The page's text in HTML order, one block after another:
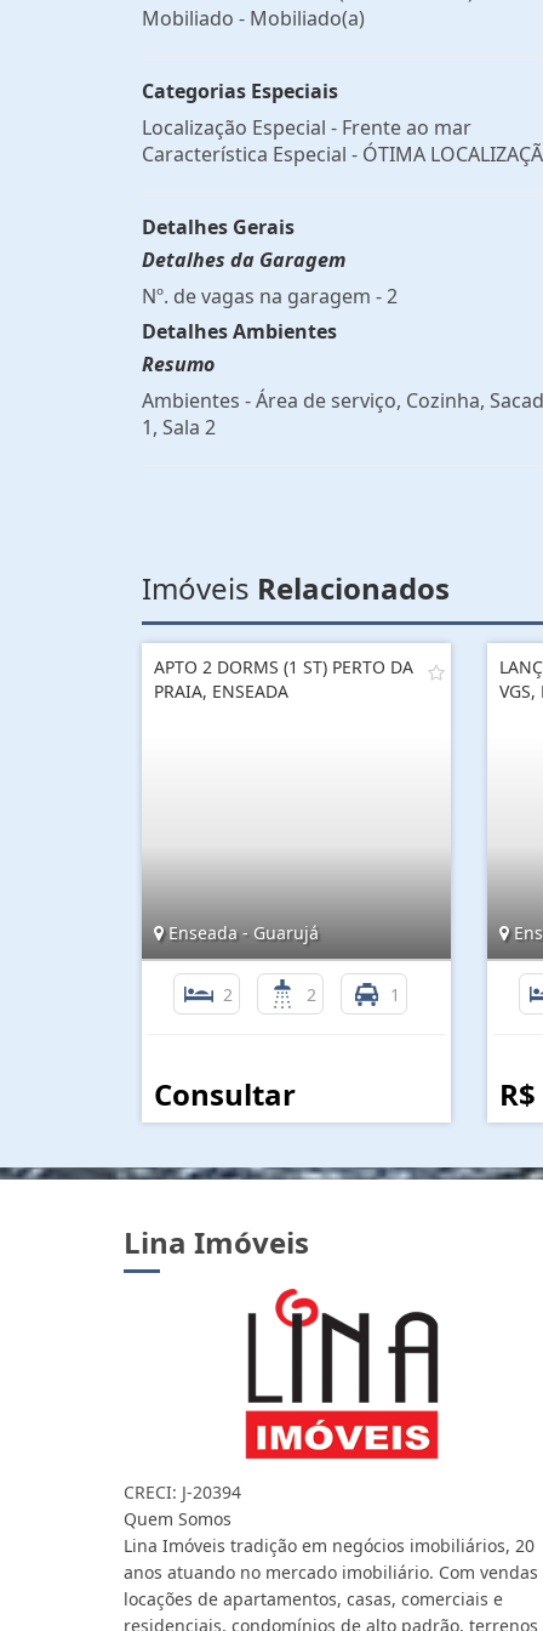
Mobiliado - Mobiliado(a)
Categorias Especiais
Localização Especial - Frente ao mar
Característica Especial - ÓTIMA
Detalhes Gerais
Detalhes da Garagem
Nº. de vagas na garagem - 2
Detalhes Ambientes
Resumo
Ambientes - Área de serviço, Cozinha,
1, Sala 2
Imóveis Relacionados
APTO 2 DORMS (1 ST) PERTO DA
PRAIA, ENSEADA
Enseada - Guarujá
2 2 1
Consultar
VGS,
Lina Imóveis
CRECI: J-20394
Quem Somos
Lina Imóveis tradição em negócios imobiliários, 20
anos atuando no mercado imobiliário. Com vendas
locações de apartamentos, casas, comerciais e
residenciais, condomínios de alto padrão, terrenos